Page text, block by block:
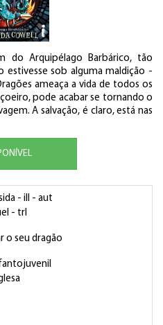
do Arquipélago Barbárico, tão
sob alguma maldição -
ameaça a vida de todos os
pode acabar se tornando o
A salvação, é claro, está nas
- ill - aut
- trl
o seu dragão